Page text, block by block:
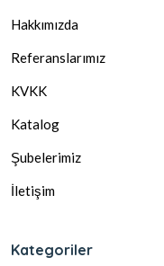
Hakkımızda
Referanslarımız
KVKK
Katalog
Şubelerimiz
İletişim
Kategoriler